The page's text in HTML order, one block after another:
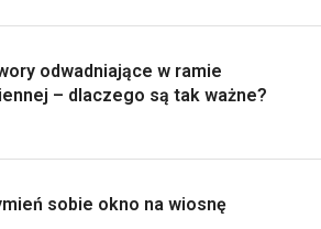
odwadniające w ramie
– dlaczego są tak ważne?
sobie okno na wiosnę